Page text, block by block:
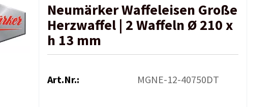
Neumärker Waffeleisen Große
Herzwaffel | 2 Waffeln Ø 210 x
h 13 mm
Art.Nr.: MGNE-12-40750DT